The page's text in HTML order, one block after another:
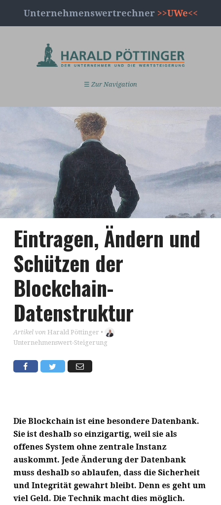
Unternehmenswertrechner >>UWe<<
☰ Zur Navigation
Eintragen, Ändern und
Schützen der
Blockchain-
Datenstruktur
Artikel von Harald Pöttinger •
Unternehmenswert-Steigerung
Die Blockchain ist eine besondere Datenbank.
Sie ist deshalb so einzigartig, weil sie als
offenes System ohne zentrale Instanz
auskommt. Jede Änderung der Datenbank
muss deshalb so ablaufen, dass die Sicherheit
und Integrität gewahrt bleibt. Denn es geht um
viel Geld. Die Technik macht dies möglich.